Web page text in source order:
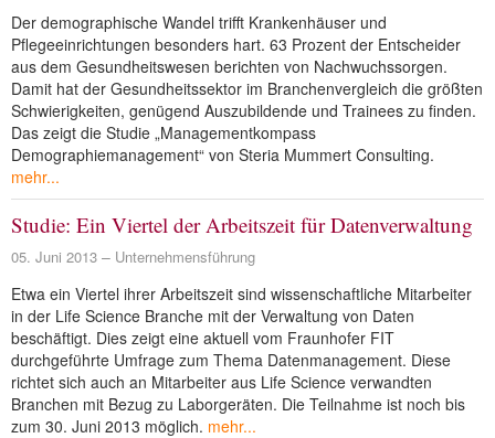
Der demographische Wandel trifft Krankenhäuser und
Pflegeeinrichtungen besonders hart. 63 Prozent der Entscheider
aus dem Gesundheitswesen berichten von Nachwuchssorgen.
Damit hat der Gesundheitssektor im Branchenvergleich die größten
Schwierigkeiten, genügend Auszubildende und Trainees zu finden.
Das zeigt die Studie „Managementkompass
Demographiemanagement“ von Steria Mummert Consulting.
mehr...
Studie: Ein Viertel der Arbeitszeit für Datenverwaltung
05. Juni 2013 Unternehmensführung
Etwa ein Viertel ihrer Arbeitszeit sind wissenschaftliche Mitarbeiter
in der Life Science Branche mit der Verwaltung von Daten
beschäftigt. Dies zeigt eine aktuell vom Fraunhofer FIT
durchgeführte Umfrage zum Thema Datenmanagement. Diese
richtet sich auch an Mitarbeiter aus Life Science verwandten
Branchen mit Bezug zu Laborgeräten. Die Teilnahme ist noch bis
zum 30. Juni 2013 möglich. mehr...